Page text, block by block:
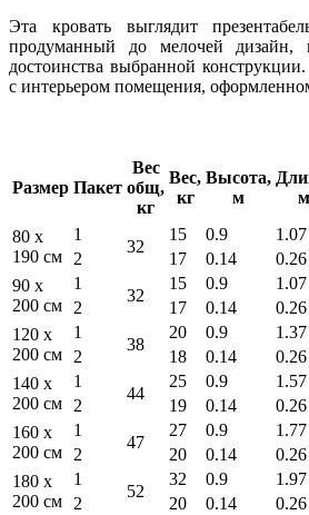
Эта кровать выглядит
продуманный до мелочей дизайн,
достоинства выбранной
с интерьером помещения,
Размер Пакет
Вес
общ,
кг
Вес,
кг
Высота,
м
м
80 x
190 см
1
32
15 0.9 1.07
2 17 0.14 0.26
90 x
200 см
1
32
15 0.9 1.07
2 17 0.14 0.26
120 x
200 см
1
38
20 0.9 1.37
2 18 0.14 0.26
140 x
200 см
1
44
25 0.9 1.57
2 19 0.14 0.26
160 x
200 см
1
47
27 0.9 1.77
2 20 0.14 0.26
180 x
200 см
1
52
32 0.9 1.97
2 20 0.14 0.26